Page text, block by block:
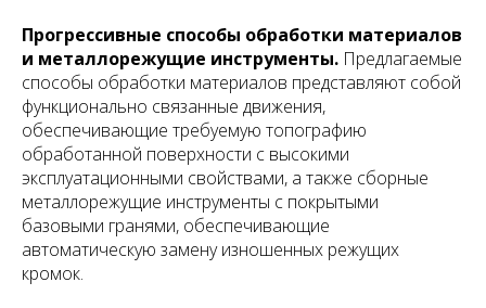
Прогрессивные способы обработки материалов
и металлорежущие инструменты. Предлагаемые
способы обработки материалов представляют собой
функционально связанные движения,
обеспечивающие требуемую топографию
обработанной поверхности с высокими
эксплуатационными свойствами, а также сборные
металлорежущие инструменты с покрытыми
базовыми гранями, обеспечивающие
автоматическую замену изношенных режущих
кромок.